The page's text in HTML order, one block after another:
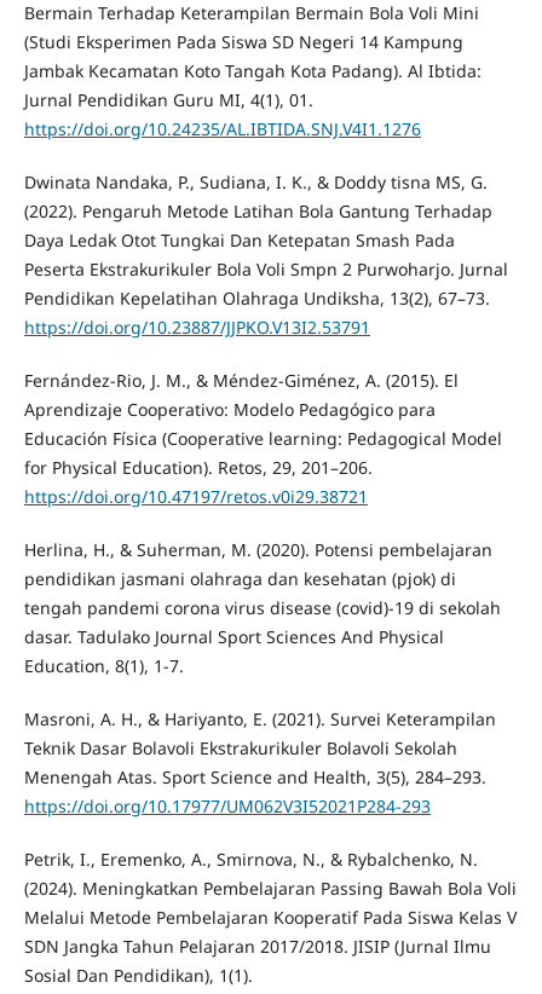
Bermain Terhadap Keterampilan Bermain Bola Voli Mini
(Studi Eksperimen Pada Siswa SD Negeri 14 Kampung
Jambak Kecamatan Koto Tangah Kota Padang). Al Ibtida:
Jurnal Pendidikan Guru MI, 4(1), 01.
https://doi.org/10.24235/AL.IBTIDA.SNJ.V4I1.1276
Dwinata Nandaka, P., Sudiana, I. K., & Doddy tisna MS, G.
(2022). Pengaruh Metode Latihan Bola Gantung Terhadap
Daya Ledak Otot Tungkai Dan Ketepatan Smash Pada
Peserta Ekstrakurikuler Bola Voli Smpn 2 Purwoharjo. Jurnal
Pendidikan Kepelatihan Olahraga Undiksha, 13(2), 67–73.
https://doi.org/10.23887/JJPKO.V13I2.53791
Fernández-Rio, J. M., & Méndez-Giménez, A. (2015). El
Aprendizaje Cooperativo: Modelo Pedagógico para
Educación Física (Cooperative learning: Pedagogical Model
for Physical Education). Retos, 29, 201–206.
https://doi.org/10.47197/retos.v0i29.38721
Herlina, H., & Suherman, M. (2020). Potensi pembelajaran
pendidikan jasmani olahraga dan kesehatan (pjok) di
tengah pandemi corona virus disease (covid)-19 di sekolah
dasar. Tadulako Journal Sport Sciences And Physical
Education, 8(1), 1-7.
Masroni, A. H., & Hariyanto, E. (2021). Survei Keterampilan
Teknik Dasar Bolavoli Ekstrakurikuler Bolavoli Sekolah
Menengah Atas. Sport Science and Health, 3(5), 284–293.
https://doi.org/10.17977/UM062V3I52021P284-293
Petrik, I., Eremenko, A., Smirnova, N., & Rybalchenko, N.
(2024). Meningkatkan Pembelajaran Passing Bawah Bola Voli
Melalui Metode Pembelajaran Kooperatif Pada Siswa Kelas V
SDN Jangka Tahun Pelajaran 2017/2018. JISIP (Jurnal Ilmu
Sosial Dan Pendidikan), 1(1).